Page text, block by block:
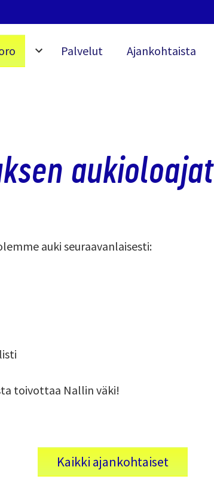
Palvelut Ajankohtaista
aukioloajat
auki seuraavanlaisesti:
toivottaa Nallin väki!
Kaikki ajankohtaiset